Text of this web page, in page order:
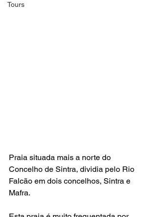
Tours
Praia situada mais a norte do
Concelho de Sintra, dividia pelo Rio
Falcão em dois concelhos, Sintra e
Mafra.